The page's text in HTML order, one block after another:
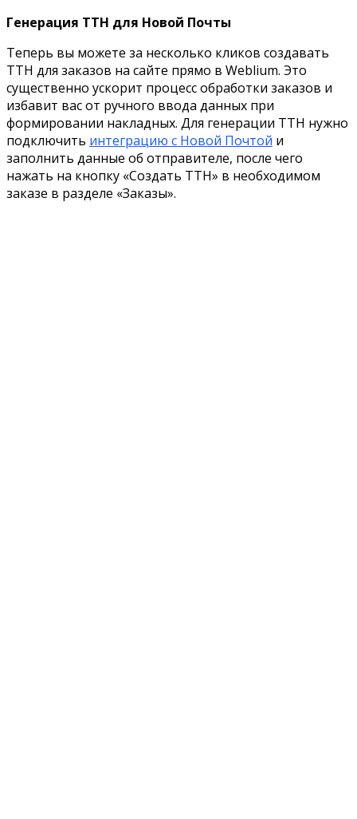
Генерация ТТН для Новой Почты
Теперь вы можете за несколько кликов создавать
ТТН для заказов на сайте прямо в Weblium. Это
существенно ускорит процесс обработки заказов и
избавит вас от ручного ввода данных при
формировании накладных. Для генерации ТТН нужно
подключить интеграцию с Новой Почтой и
заполнить данные об отправителе, после чего
нажать на кнопку «Создать ТТН» в необходимом
заказе в разделе «Заказы».